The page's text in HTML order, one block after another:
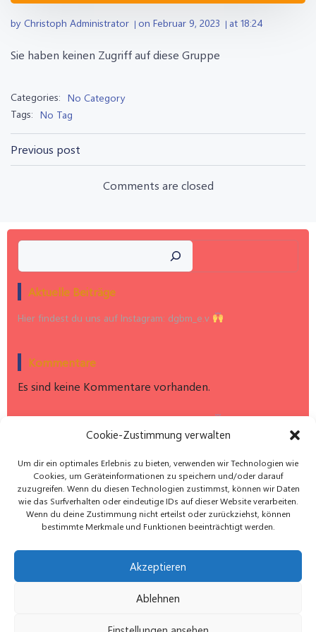
Cookie-Zustimmung verwalten
Um dir ein optimales Erlebnis zu bieten, verwenden wir Technologien wie
Cookies, um Geräteinformationen zu speichern und/oder darauf
zuzugreifen. Wenn du diesen Technologien zustimmst, können wir Daten
wie das Surfverhalten oder eindeutige IDs auf dieser Website verarbeiten.
Wenn du deine Zustimmung nicht erteilst oder zurückziehst, können
bestimmte Merkmale und Funktionen beeinträchtigt werden.
Akzeptieren
Ablehnen
by Christoph Administrator | on Februar 9, 2023 | at 18:24
Sie haben keinen Zugriff auf diese Gruppe
Categories: No Category
Tags: No Tag
Post
navigation
Previous post
Comments are closed
Suchen
Aktuelle Beiträge
Hier findest du uns auf Instagram: dgbm_e.v
Kommentare
Es sind keine Kommentare vorhanden.
Hier findest du uns auf Instagram: dgbm_e.v
Impressum
Cookie-Richtlinie (EU)